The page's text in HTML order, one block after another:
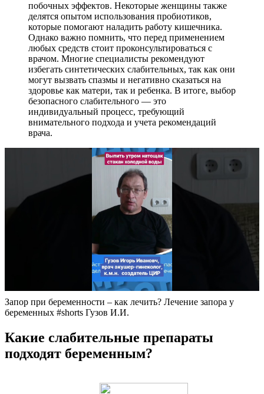
побочных эффектов. Некоторые женщины также
делятся опытом использования пробиотиков,
которые помогают наладить работу кишечника.
Однако важно помнить, что перед применением
любых средств стоит проконсультироваться с
врачом. Многие специалисты рекомендуют
избегать синтетических слабительных, так как они
могут вызвать спазмы и негативно сказаться на
здоровье как матери, так и ребенка. В итоге, выбор
безопасного слабительного — это
индивидуальный процесс, требующий
внимательного подхода и учета рекомендаций
врача.
Запор при беременности – как лечить? Лечение запора у
беременных #shorts Гузов И.И.
Какие слабительные препараты
подходят беременным?